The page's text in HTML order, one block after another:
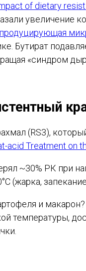
of dietary
увеличение
Бутират
«синдром
(RS3),
acid Treatment on
~30% РК при
(жарка,
и
температуры,